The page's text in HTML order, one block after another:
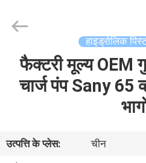
हमारे
Power
Co.,Ltd.
Reserved.
हाइड्रोलिक
फैक्टरी मूल्य OEM
चार्ज पंप Sany 65
उत्पत्ति के प्लेस:
चीन